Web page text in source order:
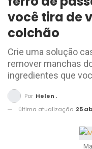
você tira de
colchão
Crie uma solução
remover manchas
ingredientes que
Por Helen .
última atualização 25